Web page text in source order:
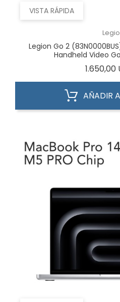
VISTA RÁPIDA
Legion Go 2
Handheld Video
1.650,00
AÑADIR